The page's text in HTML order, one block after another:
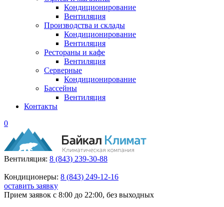
Кондиционирование
Вентиляция
Производства и склады
Кондиционирование
Вентиляция
Рестораны и кафе
Вентиляция
Серверные
Кондиционирование
Бассейны
Вентиляция
Контакты
0
Вентиляция: 8 (843) 239-30-88
Кондиционеры: 8 (843) 249-12-16
оставить заявку
Прием заявок с 8:00 до 22:00, без выходных